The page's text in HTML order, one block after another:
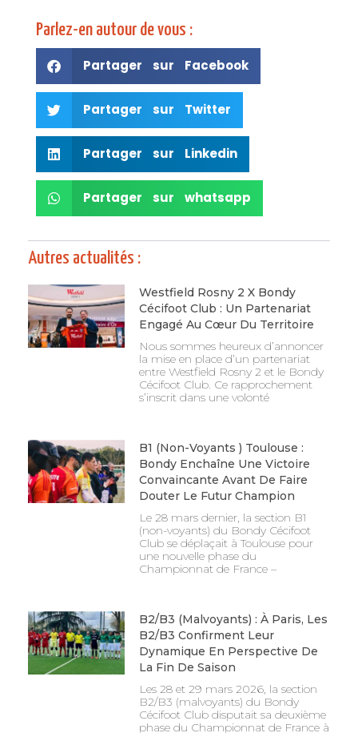
Parlez-en autour de vous :
Partager sur Facebook
Partager sur Twitter
Partager sur Linkedin
Partager sur whatsapp
Autres actualités :
Westfield Rosny 2 X Bondy
Cécifoot Club : Un Partenariat
Engagé Au Cœur Du Territoire
Nous sommes heureux d’annoncer
la mise en place d’un partenariat
entre Westfield Rosny 2 et le Bondy
Cécifoot Club. Ce rapprochement
s’inscrit dans une volonté
B1 (non-Voyants ) Toulouse :
Bondy Enchaîne Une Victoire
Convaincante Avant De Faire
Douter Le Futur Champion
Le 28 mars dernier, la section B1
(non-voyants) du Bondy Cécifoot
Club se déplaçait à Toulouse pour
une nouvelle phase du
Championnat de France –
B2/B3 (malvoyants) : À Paris, Les
B2/B3 Confirment Leur
Dynamique En Perspective De
La Fin De Saison
Les 28 et 29 mars 2026, la section
B2/B3 (malvoyants) du Bondy
Cécifoot Club disputait sa deuxième
phase du Championnat de France à